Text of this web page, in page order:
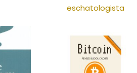
eschatologista